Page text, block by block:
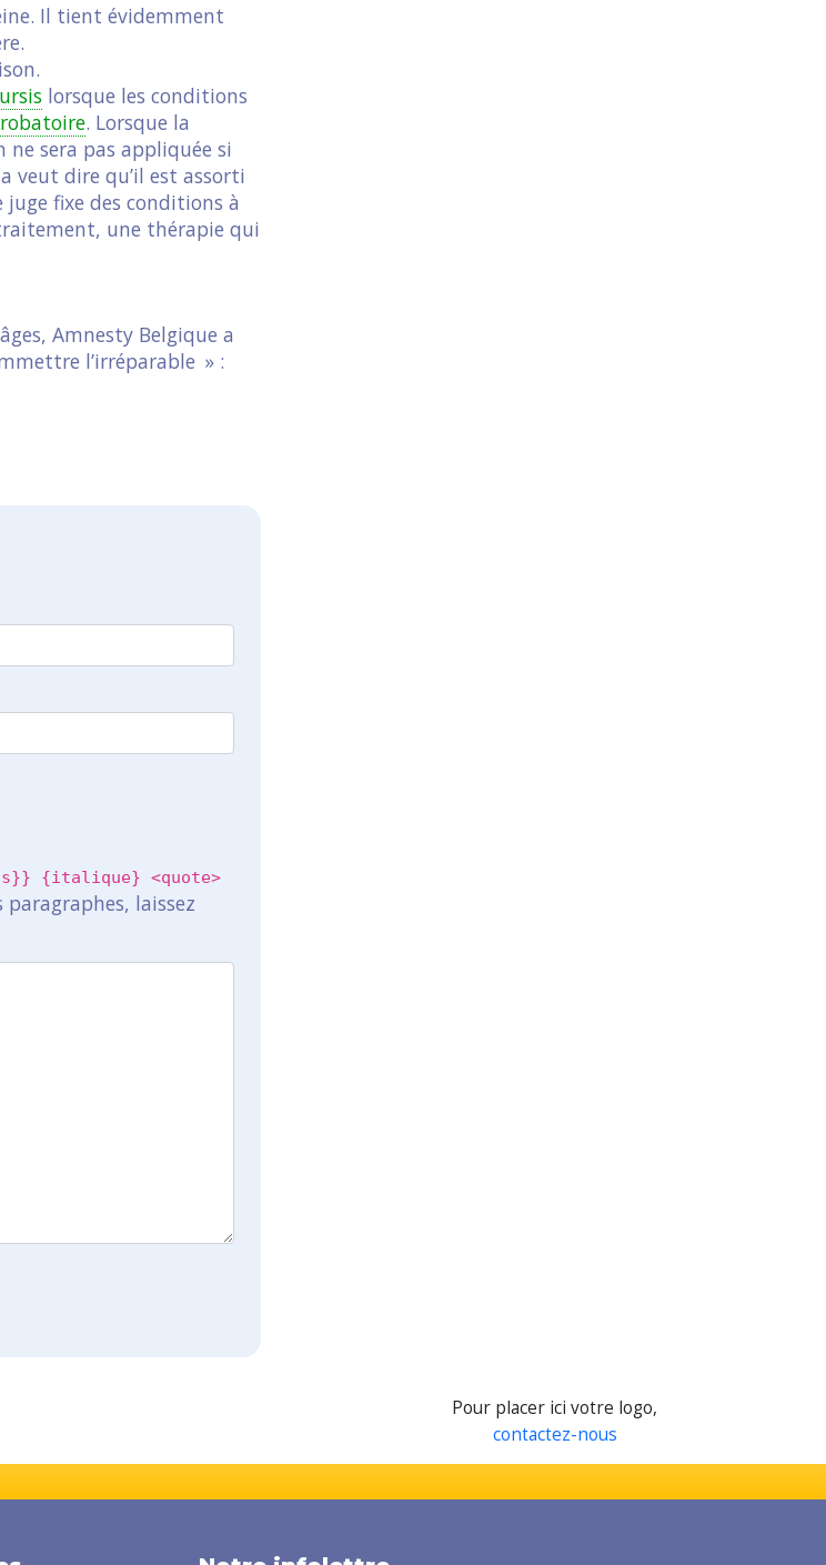
Il tient évidemment
lorsque les conditions
. Lorsque la
ne sera pas appliquée si
veut dire qu’il est assorti
juge fixe des conditions à
une thérapie qui
Amnesty Belgique a
l’irréparable » :
{italique} <quote>
paragraphes, laissez
Pour placer ici votre logo,
contactez-nous